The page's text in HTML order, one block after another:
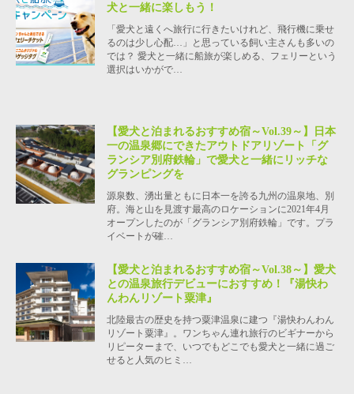
犬と一緒に楽しもう！
「愛犬と遠くへ旅行に行きたいけれど、飛行機に乗せ
るのは少し心配…」と思っている飼い主さんも多いの
では？ 愛犬と一緒に船旅が楽しめる、フェリーという
選択はいかがで…
【愛犬と泊まれるおすすめ宿～Vol.39～】日本
一の温泉郷にできたアウトドアリゾート「グ
ランシア別府鉄輪」で愛犬と一緒にリッチな
グランピングを
源泉数、湧出量ともに日本一を誇る九州の温泉地、別
府。海と山を見渡す最高のロケーションに2021年4月
オープンしたのが「グランシア別府鉄輪」です。プラ
イベートが確…
【愛犬と泊まれるおすすめ宿～Vol.38～】愛犬
との温泉旅行デビューにおすすめ！『湯快わ
んわんリゾート粟津』
北陸最古の歴史を持つ粟津温泉に建つ『湯快わんわん
リゾート粟津』。ワンちゃん連れ旅行のビギナーから
リピーターまで、いつでもどこでも愛犬と一緒に過ご
せると人気のヒミ…